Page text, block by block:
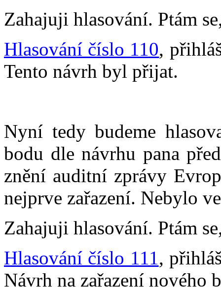
Zahajuji hlasování. Ptám
Hlasování číslo 110,
Tento návrh byl přijat.
Nyní tedy budeme
bodu dle návrhu pana
znění auditní zprávy
nejprve zařazení. Nebylo
Zahajuji hlasování. Ptám
Hlasování číslo 111,
Návrh na zařazení nového